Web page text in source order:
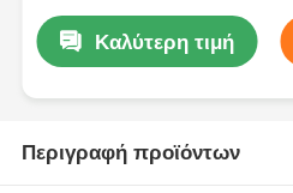
Καλύτερη τιμή
Περιγραφή προϊόντων